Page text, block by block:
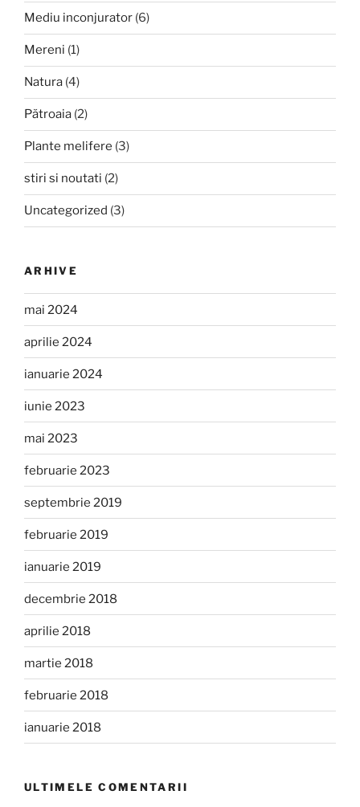
Mediu inconjurator (6)
Mereni (1)
Natura (4)
Pătroaia (2)
Plante melifere (3)
stiri si noutati (2)
Uncategorized (3)
ARHIVE
mai 2024
aprilie 2024
ianuarie 2024
iunie 2023
mai 2023
februarie 2023
septembrie 2019
februarie 2019
ianuarie 2019
decembrie 2018
aprilie 2018
martie 2018
februarie 2018
ianuarie 2018
ULTIMELE COMENTARII